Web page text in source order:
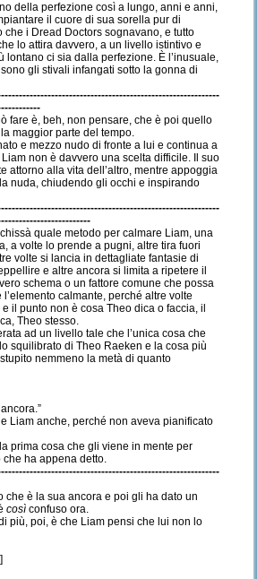
della perfezione così a lungo, anni e anni,
il cuore di sua sorella pur di
che i Dread Doctors sognavano, e tutto
lo attira davvero, a un livello istintivo e
lontano ci sia dalla perfezione. È l’inusuale,
gli stivali infangati sotto la gonna di
fare è, beh, non pensare, che è poi quello
maggior parte del tempo.
e mezzo nudo di fronte a lui e continua a
non è davvero una scelta difficile. Il suo
attorno alla vita dell’altro, mentre appoggia
nuda, chiudendo gli occhi e inspirando
quale metodo per calmare Liam, una
a volte lo prende a pugni, altre tira fuori
volte si lancia in dettagliate fantasie di
e altre ancora si limita a ripetere il
schema o un fattore comune che possa
calmante, perché altre volte
il punto non è cosa Theo dica o faccia, il
Theo stesso.
ad un livello tale che l’unica cosa che
squilibrato di Theo Raeken e la cosa più
nemmeno la metà di quanto
Liam anche, perché non aveva pianificato
prima cosa che gli viene in mente per
che ha appena detto.
che è la sua ancora e poi gli ha dato un
così confuso ora.
più, poi, è che Liam pensi che lui non lo